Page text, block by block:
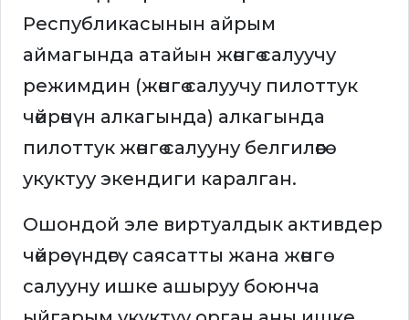
Республикасынын айрым
аймагында атайын жөнгө салуучу
режимдин (жөнгө салуучу пилоттук
чөйрөнүн алкагында) алкагында
пилоттук жөнгө салууну белгилөөгө
укуктуу экендиги каралган.
Ошондой эле виртуалдык активдер
чөйрөсүндөгү саясатты жана жөнгө
салууну ишке ашыруу боюнча